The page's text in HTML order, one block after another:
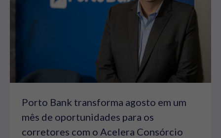
Porto Bank transforma agosto em um
mês de oportunidades para os
corretores com o Acelera Consórcio